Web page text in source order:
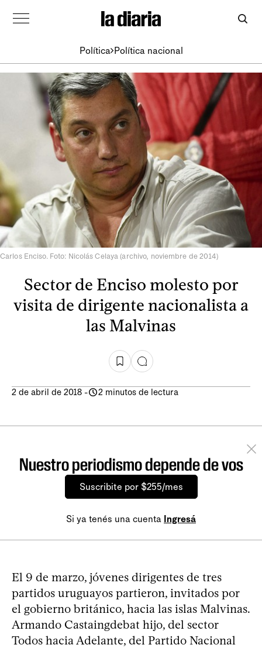
Política Política nacional
Carlos Enciso. Foto: Nicolás Celaya (archivo, noviembre de 2014)
Sector de Enciso molesto por
visita de dirigente nacionalista a
las Malvinas
2 de abril de 2018 - 2 minutos de lectura
Nuestro periodismo depende de vos
Suscribite por $255/mes
Si ya tenés una cuenta Ingresá
El 9 de marzo, jóvenes dirigentes de tres
partidos uruguayos partieron, invitados por
el gobierno británico, hacia las islas Malvinas.
Armando Castaingdebat hijo, del sector
Todos hacia Adelante, del Partido Nacional